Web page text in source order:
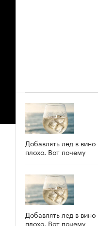
Добавлять лед в вино
плохо. Вот почему
Добавлять лед в вино
плохо. Вот почему